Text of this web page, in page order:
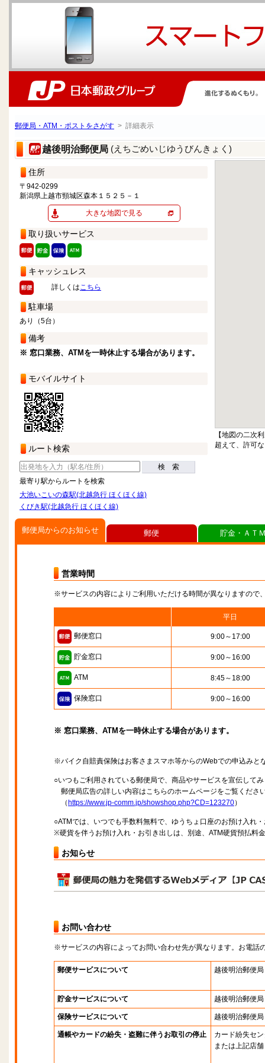
郵便局・ATM・ポストをさがす > 詳細表示
越後明治郵便局 (えちごめいじゆうびんきょく)
住所
〒942-0299
新潟県上越市頸城区森本１５２５－１
大きな地図で見る
取り扱いサービス
キャッシュレス
詳しくはこちら
駐車場
あり（5台）
備考
※ 窓口業務、ATMを一時休止する場合があります。
モバイルサイト
ルート検索
検 索
最寄り駅からルートを検索
大池いこいの森駅(北越急行 ほくほく線)
くびき駅(北越急行 ほくほく線)
【地図の二次
超えて、許可
郵便局からのお知らせ
営業時間
※サービスの内容によりご利用いただける時間が異なりますので
平日
郵便窓口 9:00～17:00
貯金窓口 9:00～16:00
ATM 8:45～18:00
保険窓口 9:00～16:00
※ 窓口業務、ATMを一時休止する場合があります。
※バイク自賠責保険はお客さまスマホ等からのWebでの申込みと
○いつもご利用されている郵便局で、商品やサービスを宣伝して
郵便局広告の詳しい内容はこちらのホームページをご覧くださ
（ https://www.jp-comm.jp/showshop.php?CD=123270）
○ATMでは、いつでも手数料無料で、ゆうちょ口座のお預け入れ
※硬貨を伴うお預け入れ・お引き出しは、別途、ATM硬貨預払料
お知らせ
お問い合わせ
※サービスの内容によってお問い合わせ先が異なります。お電話
郵便サービスについて 越後明治郵便局
貯金サービスについて 越後明治郵便局
保険サービスについて 越後明治郵便局
通帳やカードの紛失・盗難に伴うお取引の停止
カード紛失セ
または上記店舗
郵便 貯金・ＡＴ